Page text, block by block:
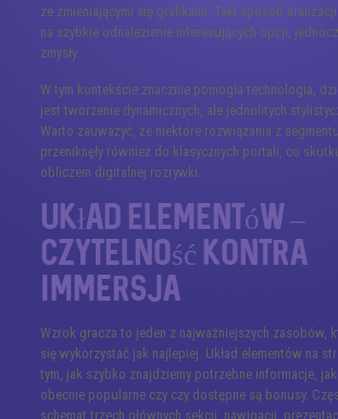
ze zmieniającymi się grafikami. Taki sposób
na szybkie odnalezienie interesujących opcji,
zmysły.
W tym kontekście znacznie pomogła technologia,
jest tworzenie dynamicznych, ale jednolitych
Warto zauważyć, że niektóre rozwiązania z segmentu
przeniknęły również do klasycznych portali, co
obliczem digitalnej rozrywki.
Układ elementów –
czytelność kontra
immersja
Wzrok gracza to jeden z najważniejszych zasobów,
się wykorzystać jak najlepiej. Układ elementów na
tym, jak szybko znajdziemy potrzebne informacje,
obecnie popularne czy czy dostępne są bonusy.
schemat trzech głównych sekcji: nawigacji,